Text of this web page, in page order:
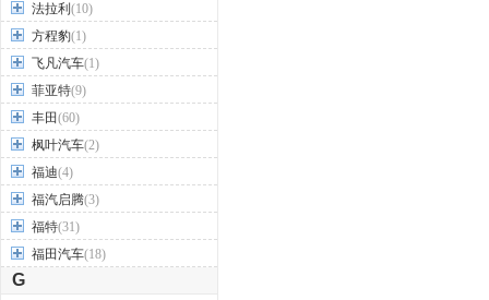
法拉利 (10)
方程豹(1)
飞凡汽车(1)
菲亚特(9)
丰田(60)
枫叶汽车(2)
福迪(4)
福汽启腾(3)
福特(31)
福田汽车(18)
G